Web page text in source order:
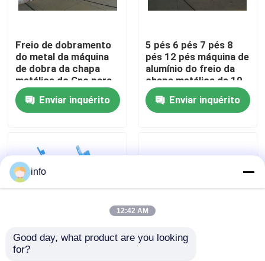
Controle de Qualidade
Fale Conosco
Todos os casos
Máquina da tesoura do feixe do balanço
Freio de dobramento
do metal da máquina
de dobra da chapa
metálica do Cnc para
a imprensa hidráulica
Enviar inquérito
5 pés 6 pés 7 pés 8
pés 12 pés máquina de
alumínio do freio da
chapa metálica de 10
Ft
Enviar inquérito
Fabricantes manuais
info
12:42 AM
Good day, what product are you looking
for?